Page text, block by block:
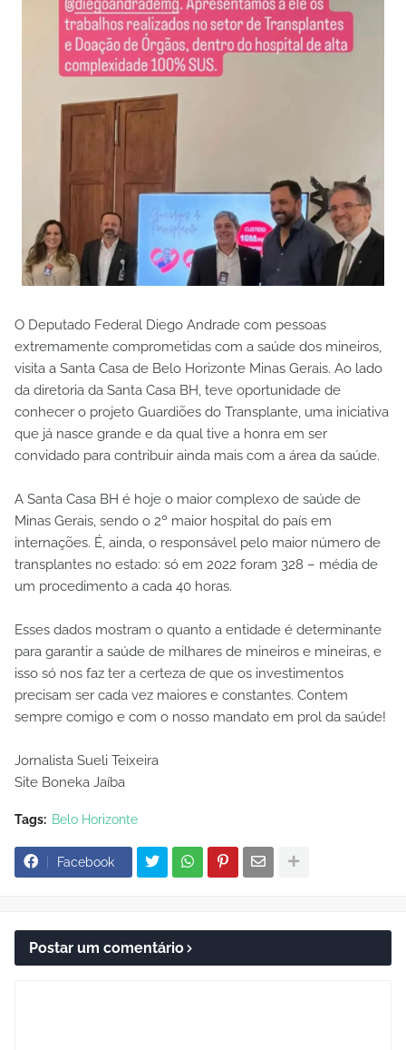
O Deputado Federal Diego Andrade com pessoas
extremamente comprometidas com a saúde dos mineiros,
visita a Santa Casa de Belo Horizonte Minas Gerais. Ao lado
da diretoria da Santa Casa BH, teve oportunidade de
conhecer o projeto Guardiões do Transplante, uma iniciativa
que já nasce grande e da qual tive a honra em ser
convidado para contribuir ainda mais com a área da saúde.
A Santa Casa BH é hoje o maior complexo de saúde de
Minas Gerais, sendo o 2º maior hospital do país em
internações. É, ainda, o responsável pelo maior número de
transplantes no estado: só em 2022 foram 328 – média de
um procedimento a cada 40 horas.
Esses dados mostram o quanto a entidade é determinante
para garantir a saúde de milhares de mineiros e mineiras, e
isso só nos faz ter a certeza de que os investimentos
precisam ser cada vez maiores e constantes. Contem
sempre comigo e com o nosso mandato em prol da saúde!
Jornalista Sueli Teixeira
Site Boneka Jaíba
Tags: Belo Horizonte
Facebook
Postar um comentário